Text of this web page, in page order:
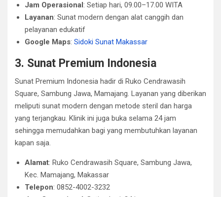
Jam Operasional: Setiap hari, 09.00–17.00 WITA
Layanan: Sunat modern dengan alat canggih dan
pelayanan edukatif
Google Maps: Sidoki Sunat Makassar
3. Sunat Premium Indonesia
Sunat Premium Indonesia hadir di Ruko Cendrawasih
Square, Sambung Jawa, Mamajang. Layanan yang diberikan
meliputi sunat modern dengan metode steril dan harga
yang terjangkau. Klinik ini juga buka selama 24 jam
sehingga memudahkan bagi yang membutuhkan layanan
kapan saja.
Alamat: Ruko Cendrawasih Square, Sambung Jawa,
Kec. Mamajang, Makassar
Telepon: 0852-4002-3232